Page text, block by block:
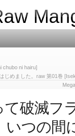
chubo ni hairu]
めました。raw 第01巻
破滅フ
いつの間